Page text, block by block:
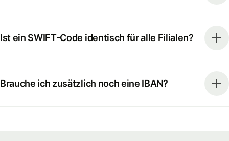
Ist ein SWIFT-Code identisch für alle Filialen?
Brauche ich zusätzlich noch eine IBAN?